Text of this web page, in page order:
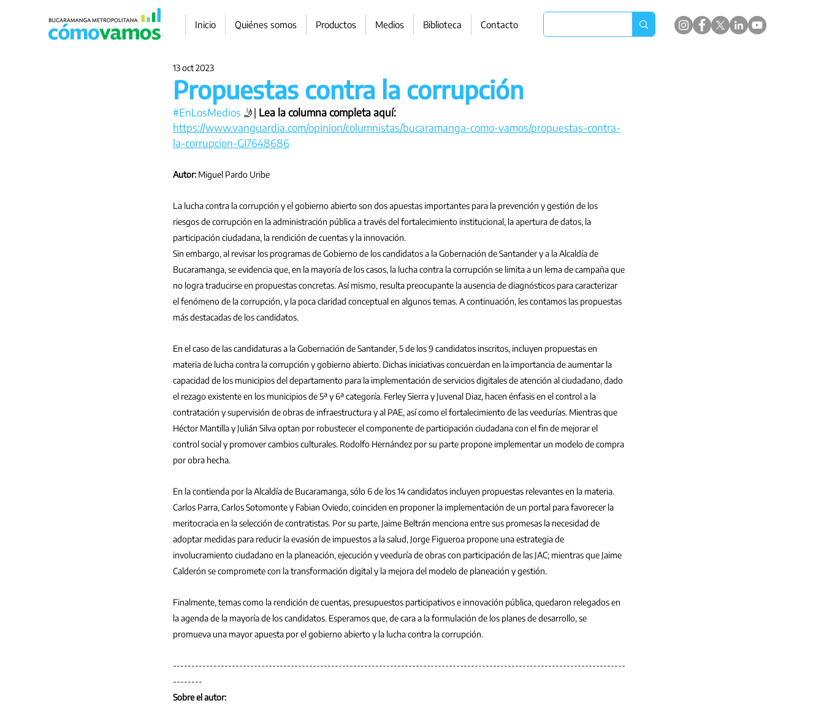
Inicio Quiénes somos Productos Medios Biblioteca Contacto
Propuestas contra la corrupción
13 oct 2023
#EnLosMedios 🤳| Lea la columna completa aquí:
https://www.vanguardia.com/opinion/columnistas/bucaramanga-como-vamos/propuestas-contra-
la-corrupcion-GI7648686
Autor: Miguel Pardo Uribe
La lucha contra la corrupción y el gobierno abierto son dos apuestas importantes para la prevención y gestión de los
riesgos de corrupción en la administración pública a través del fortalecimiento institucional, la apertura de datos, la
participación ciudadana, la rendición de cuentas y la innovación.
Sin embargo, al revisar los programas de Gobierno de los candidatos a la Gobernación de Santander y a la Alcaldía de
Bucaramanga, se evidencia que, en la mayoría de los casos, la lucha contra la corrupción se limita a un lema de campaña que
no logra traducirse en propuestas concretas. Así mismo, resulta preocupante la ausencia de diagnósticos para caracterizar
el fenómeno de la corrupción, y la poca claridad conceptual en algunos temas. A continuación, les contamos las propuestas
más destacadas de los candidatos.
En el caso de las candidaturas a la Gobernación de Santander, 5 de los 9 candidatos inscritos, incluyen propuestas en
materia de lucha contra la corrupción y gobierno abierto. Dichas iniciativas concuerdan en la importancia de aumentar la
capacidad de los municipios del departamento para la implementación de servicios digitales de atención al ciudadano, dado
el rezago existente en los municipios de 5ª y 6ª categoría. Ferley Sierra y Juvenal Diaz, hacen énfasis en el control a la
contratación y supervisión de obras de infraestructura y al PAE, así como el fortalecimiento de las veedurías. Mientras que
Héctor Mantilla y Julián Silva optan por robustecer el componente de participación ciudadana con el fin de mejorar el
control social y promover cambios culturales. Rodolfo Hernández por su parte propone implementar un modelo de compra
por obra hecha.
En la contienda por la Alcaldía de Bucaramanga, sólo 6 de los 14 candidatos incluyen propuestas relevantes en la materia.
Carlos Parra, Carlos Sotomonte y Fabian Oviedo, coinciden en proponer la implementación de un portal para favorecer la
meritocracia en la selección de contratistas. Por su parte, Jaime Beltrán menciona entre sus promesas la necesidad de
adoptar medidas para reducir la evasión de impuestos a la salud, Jorge Figueroa propone una estrategia de
involucramiento ciudadano en la planeación, ejecución y veeduría de obras con participación de las JAC; mientras que Jaime
Calderón se compromete con la transformación digital y la mejora del modelo de planeación y gestión.
Finalmente, temas como la rendición de cuentas, presupuestos participativos e innovación pública, quedaron relegados en
la agenda de la mayoría de los candidatos. Esperamos que, de cara a la formulación de los planes de desarrollo, se
promueva una mayor apuesta por el gobierno abierto y la lucha contra la corrupción.
---------------------------------------------------------------------------------------------------------------------------
--------
Sobre el autor: